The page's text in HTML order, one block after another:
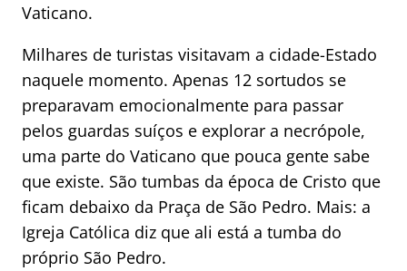
Vaticano.
Milhares de turistas visitavam a cidade-Estado
naquele momento. Apenas 12 sortudos se
preparavam emocionalmente para passar
pelos guardas suíços e explorar a necrópole,
uma parte do Vaticano que pouca gente sabe
que existe. São tumbas da época de Cristo que
ficam debaixo da Praça de São Pedro. Mais: a
Igreja Católica diz que ali está a tumba do
próprio São Pedro.